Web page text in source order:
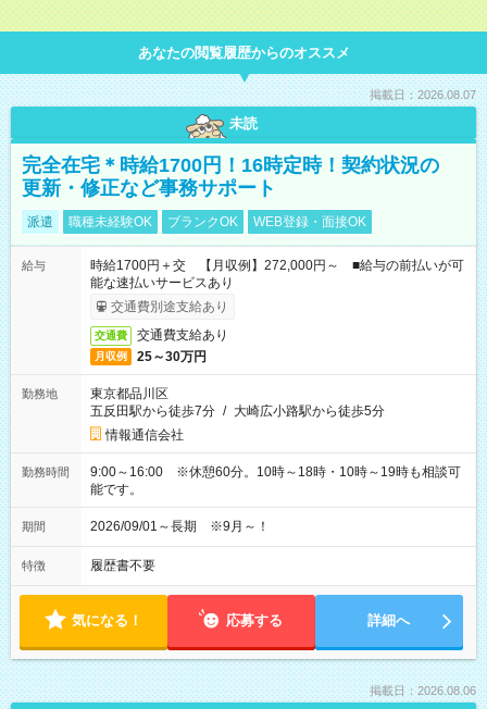
あなたの閲覧履歴からのオススメ
掲載日：2026.08.07
未読
完全在宅＊時給1700円！16時定時！契約状況の
更新・修正など事務サポート
派遣 職種未経験OK ブランクOK WEB登録・面接OK
給与
時給1700円＋交 【月収例】272,000円～ ■給与の前払いが可
能な速払いサービスあり
交通費別途支給あり
交通費 交通費支給あり
月収例 25～30万円
勤務地
東京都品川区
五反田駅から徒歩7分 / 大崎広小路駅から徒歩5分
情報通信会社
勤務時間
9:00～16:00 ※休憩60分。10時～18時・10時～19時も相談可
能です。
期間 2026/09/01～長期 ※9月～！
特徴 履歴書不要
気になる！ 応募する 詳細へ
掲載日：2026.08.06